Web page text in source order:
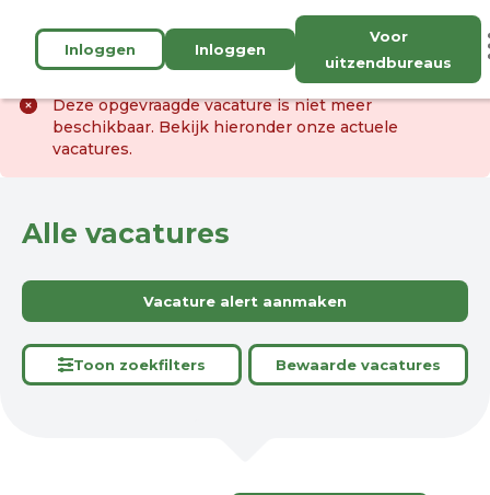
Inloggen Inloggen
Voor
uitzendbureaus
Deze opgevraagde vacature is niet meer
beschikbaar. Bekijk hieronder onze actuele
vacatures.
Alle vacatures
Vacature alert aanmaken
Toon zoekfilters Bewaarde vacatures